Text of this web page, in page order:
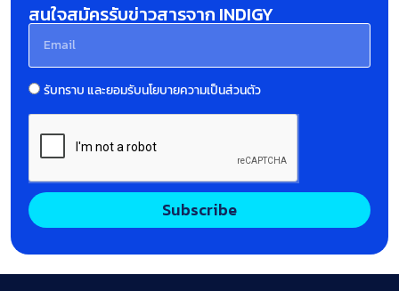
สนใจสมัครรับข่าวสารจาก INDIGY
รับทราบ และยอมรับนโยบายความเป็นส่วนตัว
Subscribe